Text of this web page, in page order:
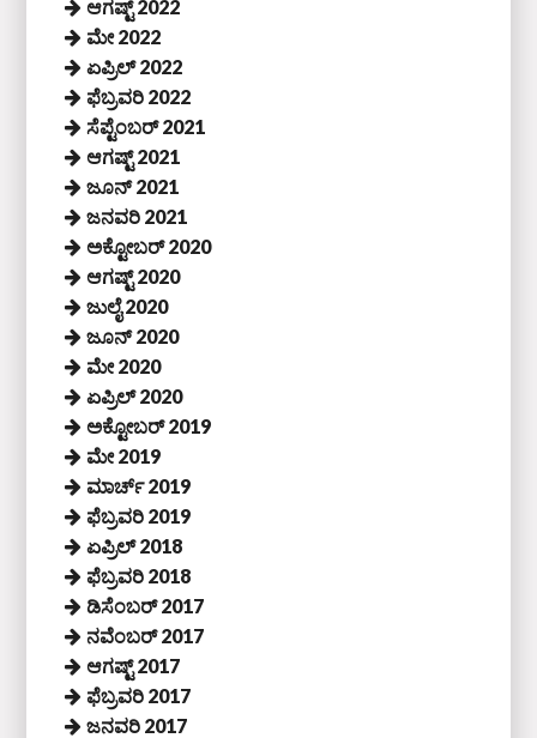
ಆಗಷ್ಟ್ 2022
ಮೇ 2022
ಏಪ್ರಿಲ್ 2022
ಫೆಬ್ರವರಿ 2022
ಸೆಪ್ಟೆಂಬರ್ 2021
ಆಗಷ್ಟ್ 2021
ಜೂನ್ 2021
ಜನವರಿ 2021
ಅಕ್ಟೋಬರ್ 2020
ಆಗಷ್ಟ್ 2020
ಜುಲೈ 2020
ಜೂನ್ 2020
ಮೇ 2020
ಏಪ್ರಿಲ್ 2020
ಅಕ್ಟೋಬರ್ 2019
ಮೇ 2019
ಮಾರ್ಚ್ 2019
ಫೆಬ್ರವರಿ 2019
ಏಪ್ರಿಲ್ 2018
ಫೆಬ್ರವರಿ 2018
ಡಿಸೆಂಬರ್ 2017
ನವೆಂಬರ್ 2017
ಆಗಷ್ಟ್ 2017
ಫೆಬ್ರವರಿ 2017
ಜನವರಿ 2017